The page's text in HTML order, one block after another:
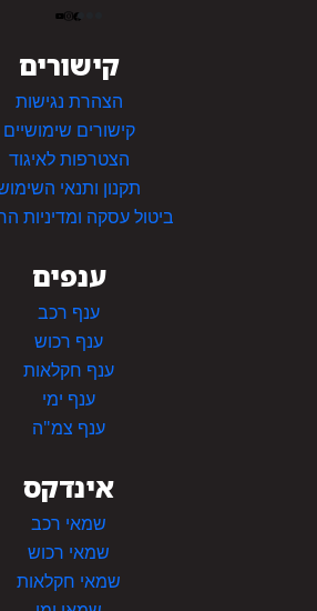
קישורים
הצהרת נגישות
קישורים שימושיים
הצטרפות לאיגוד
תקנון ותנאי
ביטול עסקה ומדיניות
ענפים
ענף רכב
ענף רכוש
ענף חקלאות
ענף ימי
ענף צמ"ה
אינדקס
שמאי רכב
שמאי רכוש
שמאי חקלאות